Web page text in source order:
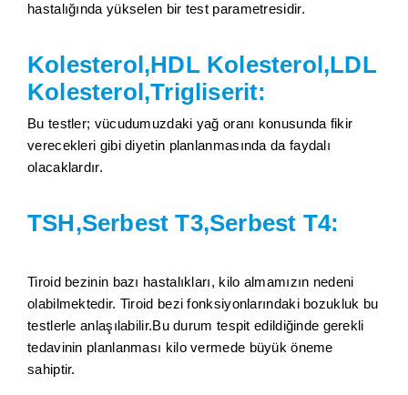
hastalığında yükselen bir test parametresidir.
Kolesterol,HDL Kolesterol,LDL
Kolesterol,Trigliserit:
Bu testler; vücudumuzdaki yağ oranı konusunda fikir
verecekleri gibi diyetin planlanmasında da faydalı
olacaklardır.
TSH,Serbest T3,Serbest T4:
Tiroid bezinin bazı hastalıkları, kilo almamızın nedeni
olabilmektedir. Tiroid bezi fonksiyonlarındaki bozukluk bu
testlerle anlaşılabilir.Bu durum tespit edildiğinde gerekli
tedavinin planlanması kilo vermede büyük öneme
sahiptir.